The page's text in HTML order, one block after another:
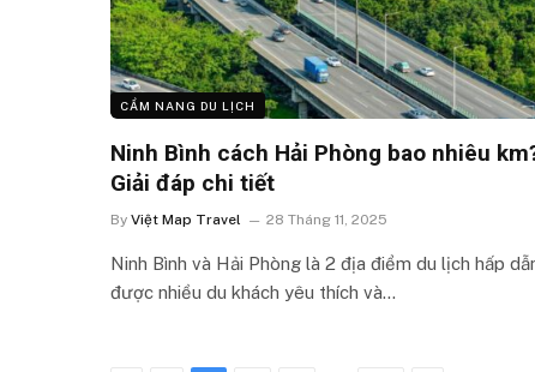
CẨM NANG DU LỊCH
Ninh Bình cách Hải Phòng bao nhiêu
Giải đáp chi tiết
By Việt Map Travel 28 Tháng 11, 2025
Ninh Bình và Hải Phòng là 2 địa điểm du lịch hấp
được nhiều du khách yêu thích và…